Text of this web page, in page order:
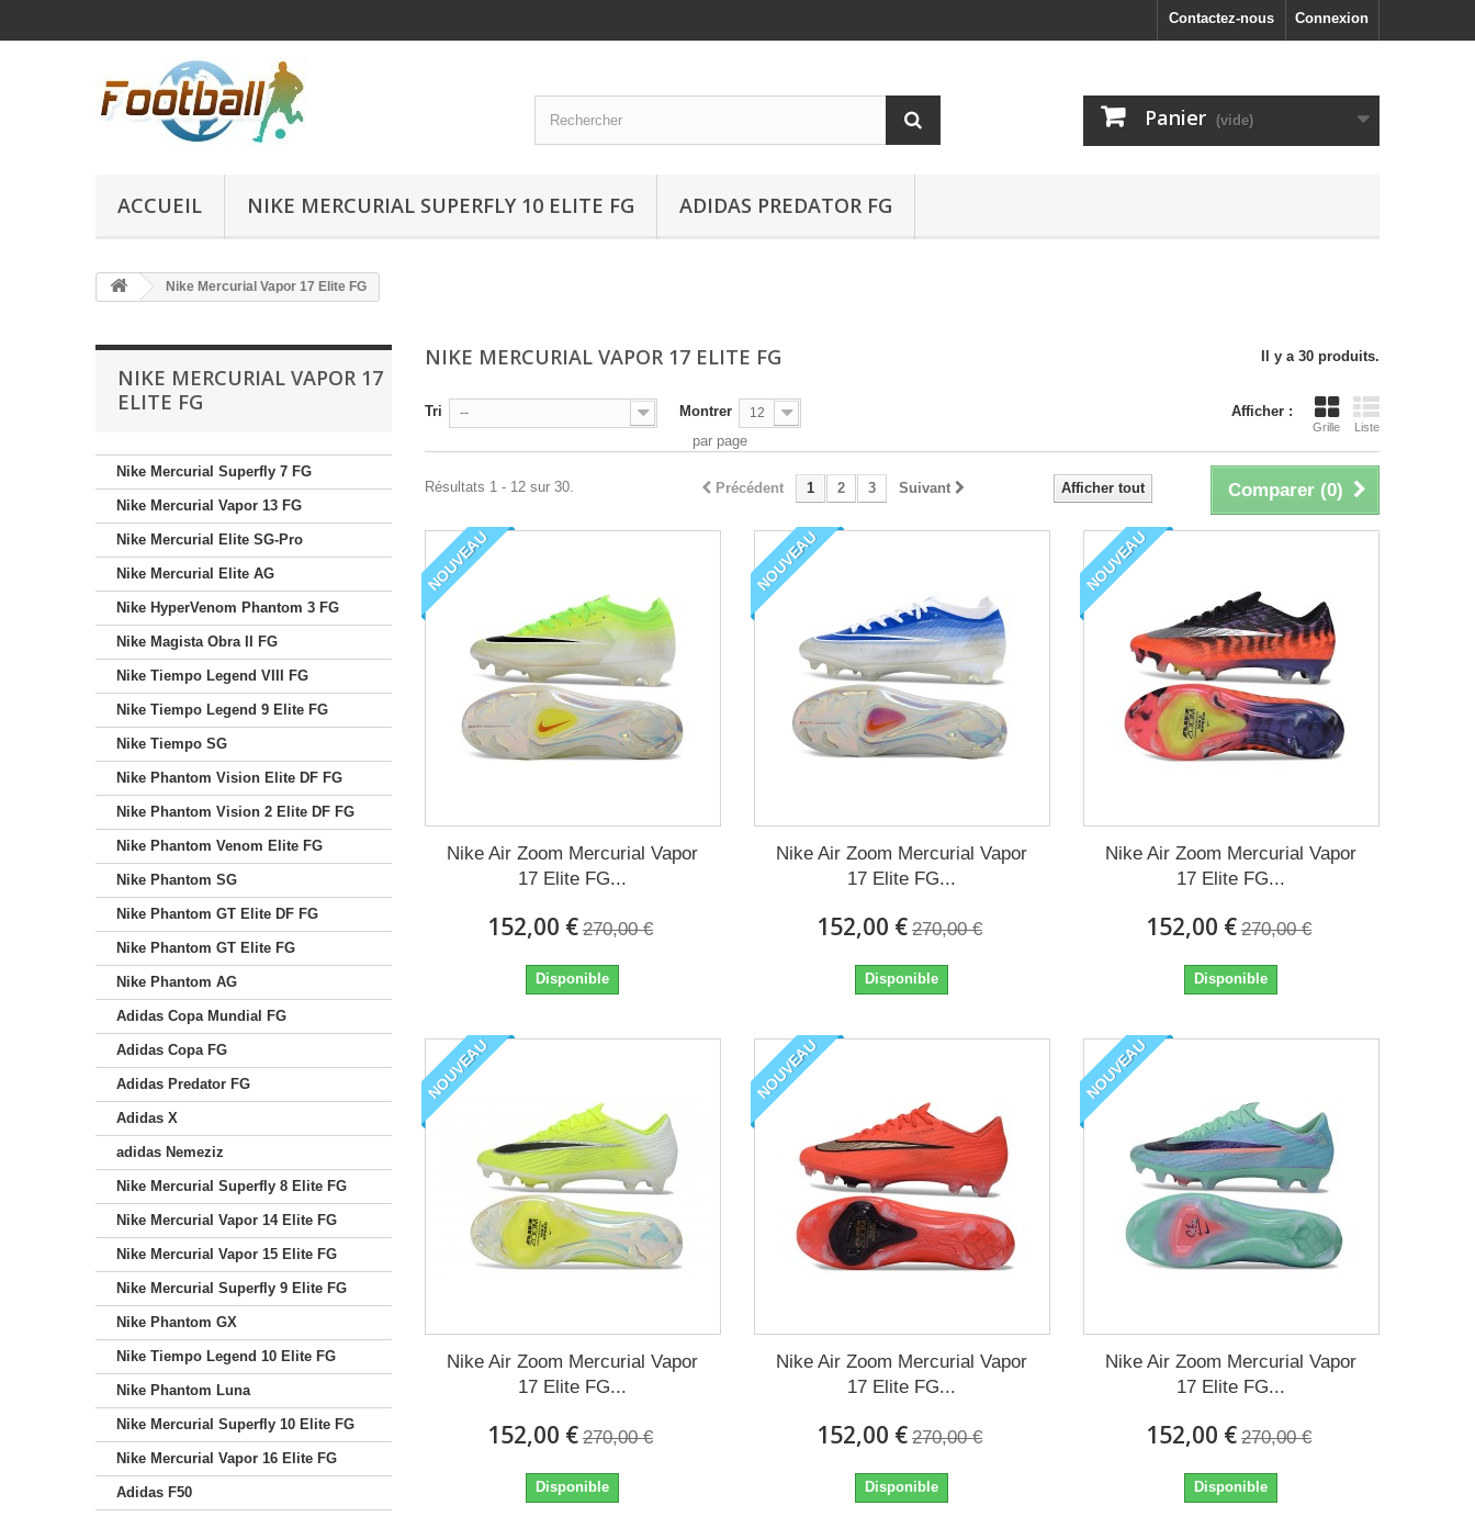
Connexion
Contactez-nous
Panier (vide)
ACCUEIL NIKE MERCURIAL SUPERFLY 10 ELITE FG ADIDAS PREDATOR FG
Nike Mercurial Vapor 17 Elite FG
NIKE MERCURIAL VAPOR 17
ELITE FG
Nike Mercurial Superfly 7 FG
Nike Mercurial Vapor 13 FG
Nike Mercurial Elite SG-Pro
Nike Mercurial Elite AG
Nike HyperVenom Phantom 3 FG
Nike Magista Obra II FG
Nike Tiempo Legend VIII FG
Nike Tiempo Legend 9 Elite FG
Nike Tiempo SG
Nike Phantom Vision Elite DF FG
Nike Phantom Vision 2 Elite DF FG
Nike Phantom Venom Elite FG
Nike Phantom SG
Nike Phantom GT Elite DF FG
Nike Phantom GT Elite FG
Nike Phantom AG
Adidas Copa Mundial FG
Adidas Copa FG
Adidas Predator FG
Adidas X
adidas Nemeziz
Nike Mercurial Superfly 8 Elite FG
Nike Mercurial Vapor 14 Elite FG
Nike Mercurial Vapor 15 Elite FG
Nike Mercurial Superfly 9 Elite FG
Nike Phantom GX
Nike Tiempo Legend 10 Elite FG
Nike Phantom Luna
Nike Mercurial Superfly 10 Elite FG
Nike Mercurial Vapor 16 Elite FG
Adidas F50
NIKE MERCURIAL VAPOR 17 ELITE FG Il y a 30 produits.
Afficher :
Grille Liste
Tri -- Montrer 12
par page
Comparer (0)
Afficher tout
Précédent 1 2 3 Suivant
Résultats 1 - 12 sur 30.
NOUVEAU
Nike Air Zoom Mercurial Vapor
17 Elite FG...
152,00 € 270,00 €
Disponible
NOUVEAU
Nike Air Zoom Mercurial Vapor
17 Elite FG...
152,00 € 270,00 €
Disponible
NOUVEAU
Nike Air Zoom Mercurial Vapor
17 Elite FG...
152,00 € 270,00 €
Disponible
NOUVEAU
Nike Air Zoom Mercurial Vapor
17 Elite FG...
152,00 € 270,00 €
Disponible
NOUVEAU
Nike Air Zoom Mercurial Vapor
17 Elite FG...
152,00 € 270,00 €
Disponible
NOUVEAU
Nike Air Zoom Mercurial Vapor
17 Elite FG...
152,00 € 270,00 €
Disponible